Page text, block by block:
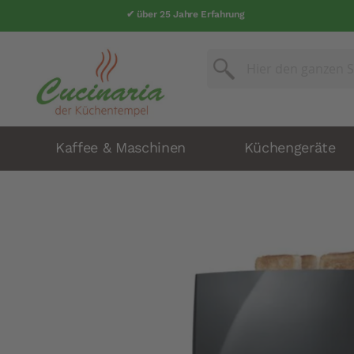
✔ über 25 Jahre Erfahrung
Suche
Kaffee & Maschinen Küchengeräte